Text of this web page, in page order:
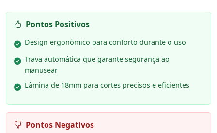
Pontos Positivos
Design ergonômico para conforto durante o uso
Trava automática que garante segurança ao
manusear
Lâmina de 18mm para cortes precisos e eficientes
Pontos Negativos